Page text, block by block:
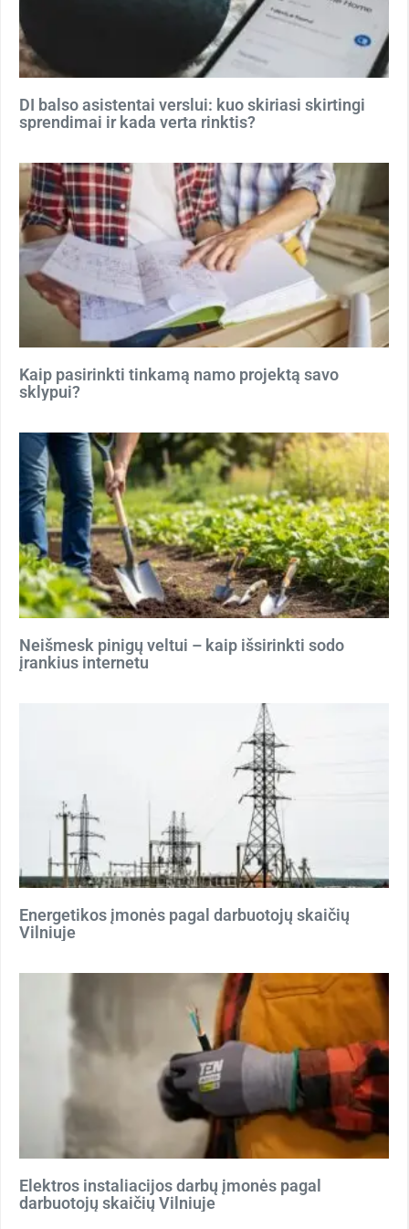
DI balso asistentai verslui: kuo skiriasi skirtingi
sprendimai ir kada verta rinktis?
Kaip pasirinkti tinkamą namo projektą savo
sklypui?
Neišmesk pinigų veltui – kaip išsirinkti sodo
įrankius internetu
Energetikos įmonės pagal darbuotojų skaičių
Vilniuje
Elektros instaliacijos darbų įmonės pagal
darbuotojų skaičių Vilniuje